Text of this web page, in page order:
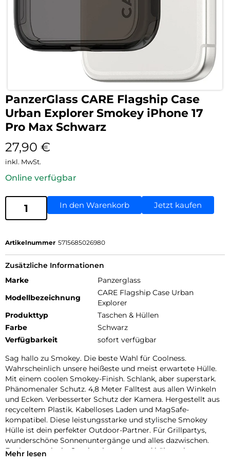
PanzerGlass CARE Flagship Case
Urban Explorer Smokey iPhone 17
Pro Max Schwarz
27,90 €
inkl. MwSt.
Online verfügbar
In den Warenkorb Jetzt kaufen
Artikelnummer 5715685026980
Zusätzliche Informationen
Marke
Panzerglass
Modellbezeichnung
CARE Flagship Case Urban
Explorer
Produkttyp
Taschen & Hüllen
Farbe
Schwarz
Verfügbarkeit
sofort verfügbar
Sag hallo zu Smokey. Die beste Wahl für Coolness.
Wahrscheinlich unsere heißeste und meist erwartete Hülle.
Mit einem coolen Smokey-Finish. Schlank, aber superstark.
Phänomenaler Schutz. 4,8 Meter Falltest aus allen Winkeln
und Ecken. Verbesserter Schutz der Kamera. Hergestellt aus
recyceltem Plastik. Kabelloses Laden und MagSafe-
kompatibel. Diese leistungsstarke und stylische Smokey
Hülle ist dein perfekter Outdoor-Partner. Für Grillpartys,
wunderschöne Sonnenuntergänge und alles dazwischen.
Egal wo, egal wie, Smokey ist robust und hält auch extremen
Mehr lesen